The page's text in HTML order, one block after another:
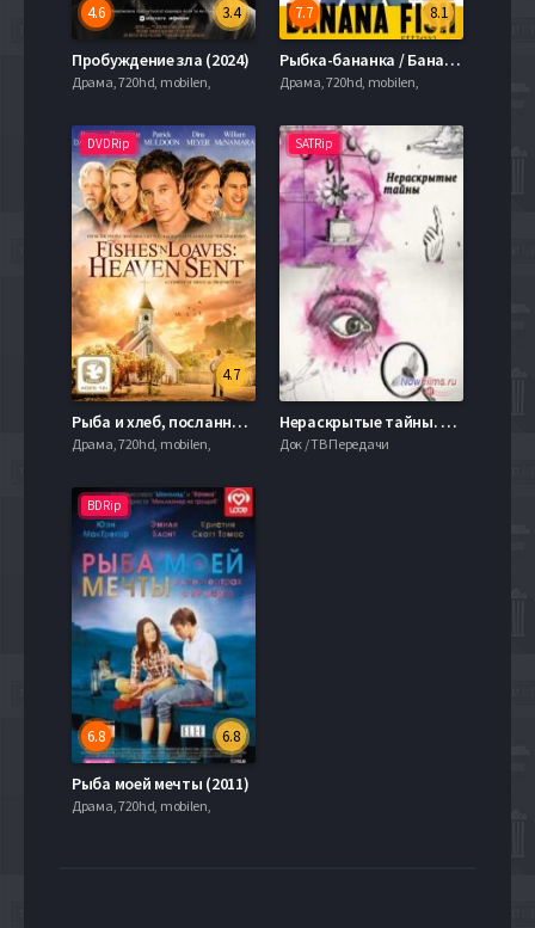
3.4
4.6
Пробуждение зла (2024)
Драма, 720hd, mobilen,
8.1
7.7
Рыбка-бананка / Банановая рыба (2018)
Драма, 720hd, mobilen,
DVDRip
4.7
Рыба и хлеб, посланные с небес (2016)
Драма, 720hd, mobilen,
SATRip
Нераскрытые тайны. Какие загадки хранит Луна (2014)
Док / ТВ Передачи
BDRip
6.8
6.8
Рыба моей мечты (2011)
Драма, 720hd, mobilen,